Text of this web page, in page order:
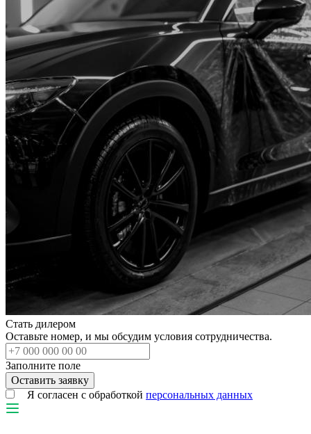
Стать дилером
Оставьте номер, и мы обсудим условия сотрудничества.
Заполните поле
Я согласен с обработкой персональных данных